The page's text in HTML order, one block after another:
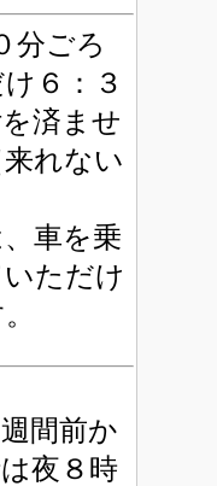
分ごろ
６：３
済ませ
れない
車を乗
ただけ
間前か
夜８時